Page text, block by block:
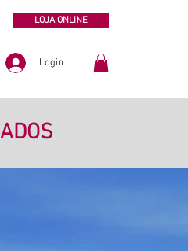
LOJA ONLINE
Login